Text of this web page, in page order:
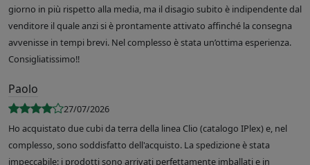
giorno in più rispetto alla media, ma il disagio subito è indipendente dal
venditore il quale anzi si è prontamente attivato affinché la consegna
avvenisse in tempi brevi. Nel complesso è stata un’ottima esperienza.
Consigliatissimo!!
Paolo
27/07/2026
Ho acquistato due cubi da terra della linea Clio (catalogo IPlex) e, nel
complesso, sono soddisfatto dell'acquisto. La spedizione è stata
impeccabile: i prodotti sono arrivati perfettamente imballati e in